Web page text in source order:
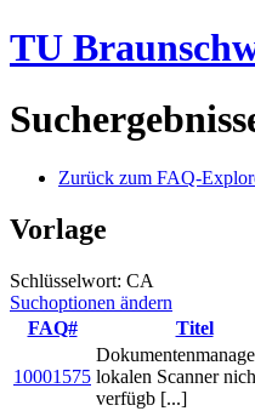
TU
Zurück zum FAQ-
Vorlage
Schlüsselwort: CA
Suchoptionen ändern
FAQ#
Titel
10001575 lokalen Scanner
verfügb [...]